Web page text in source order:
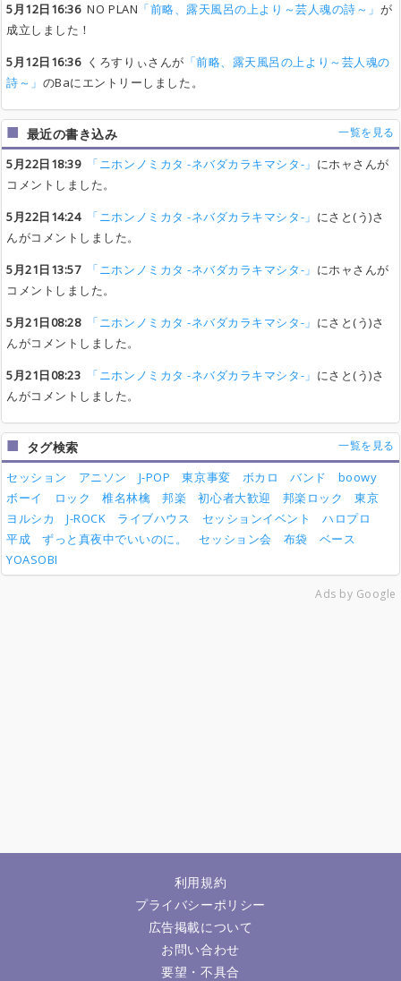
5月12日16:36NO PLAN 「前略、露天風呂の上より～芸人魂の詩～」 が
成立しました！
5月12日16:36くろすりぃさんが 「前略、露天風呂の上より～芸人魂の
詩～」 のBaにエントリーしました。
最近の書き込み 一覧を見る
5月22日18:39 「ニホンノミカタ -ネバダカラキマシタ-」 にホャさんが
コメントしました。
5月22日14:24
「ニホンノミカタ -ネバダカラキマシタ-」 にさと(う)さ
んがコメントしました。
5月21日13:57
「ニホンノミカタ -ネバダカラキマシタ-」 にホャさんが
コメントしました。
5月21日08:28
「ニホンノミカタ -ネバダカラキマシタ-」 にさと(う)さ
んがコメントしました。
5月21日08:23
「ニホンノミカタ -ネバダカラキマシタ-」 にさと(う)さ
んがコメントしました。
タグ検索 一覧を見る
セッション アニソン J-POP 東京事変 ボカロ バンド
boowy
ボーイ
ロック 椎名林檎 邦楽 初心者大歓迎 邦楽ロック
東京
ヨルシカ
J-ROCK ライブハウス セッションイベント
ハロプロ
平成
ずっと真夜中でいいのに。 セッション会 布袋
ベース
YOASOBI
Ads by Google
利用規約
プライバシーポリシー
広告掲載について
お問い合わせ
要望・不具合